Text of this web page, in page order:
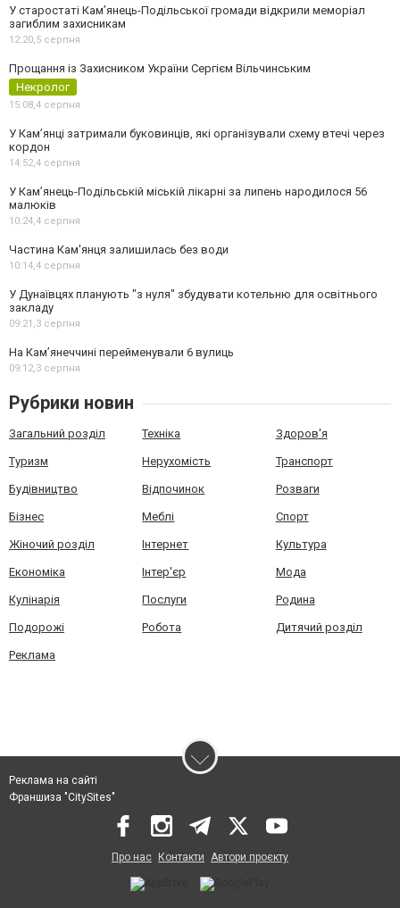
У старостаті Кам’янець-Подільської громади відкрили меморіал
загиблим захисникам
12:20,5 серпня
Прощання із Захисником України Сергієм Вільчинським
Некролог
15:08,4 серпня
У Кам’янці затримали буковинців, які організували схему втечі через
кордон
14:52,4 серпня
У Кам’янець-Подільській міській лікарні за липень народилося 56
малюків
10:24,4 серпня
Частина Кам'янця залишилась без води
10:14,4 серпня
У Дунаївцях планують "з нуля" збудувати котельню для освітнього
закладу
09:21,3 серпня
На Камʼянеччині перейменували 6 вулиць
09:12,3 серпня
Рубрики новин
Загальний розділ Техніка Здоров'я
Туризм Нерухомість Транспорт
Будівництво Відпочинок Розваги
Бізнес Меблі Спорт
Жіночий розділ Інтернет Культура
Економіка Інтер'єр Мода
Кулінарія Послуги Родина
Подорожі Робота Дитячий розділ
Реклама
Реклама на сайті
Франшиза "CitySites"
Про нас Контакти Автори проєкту